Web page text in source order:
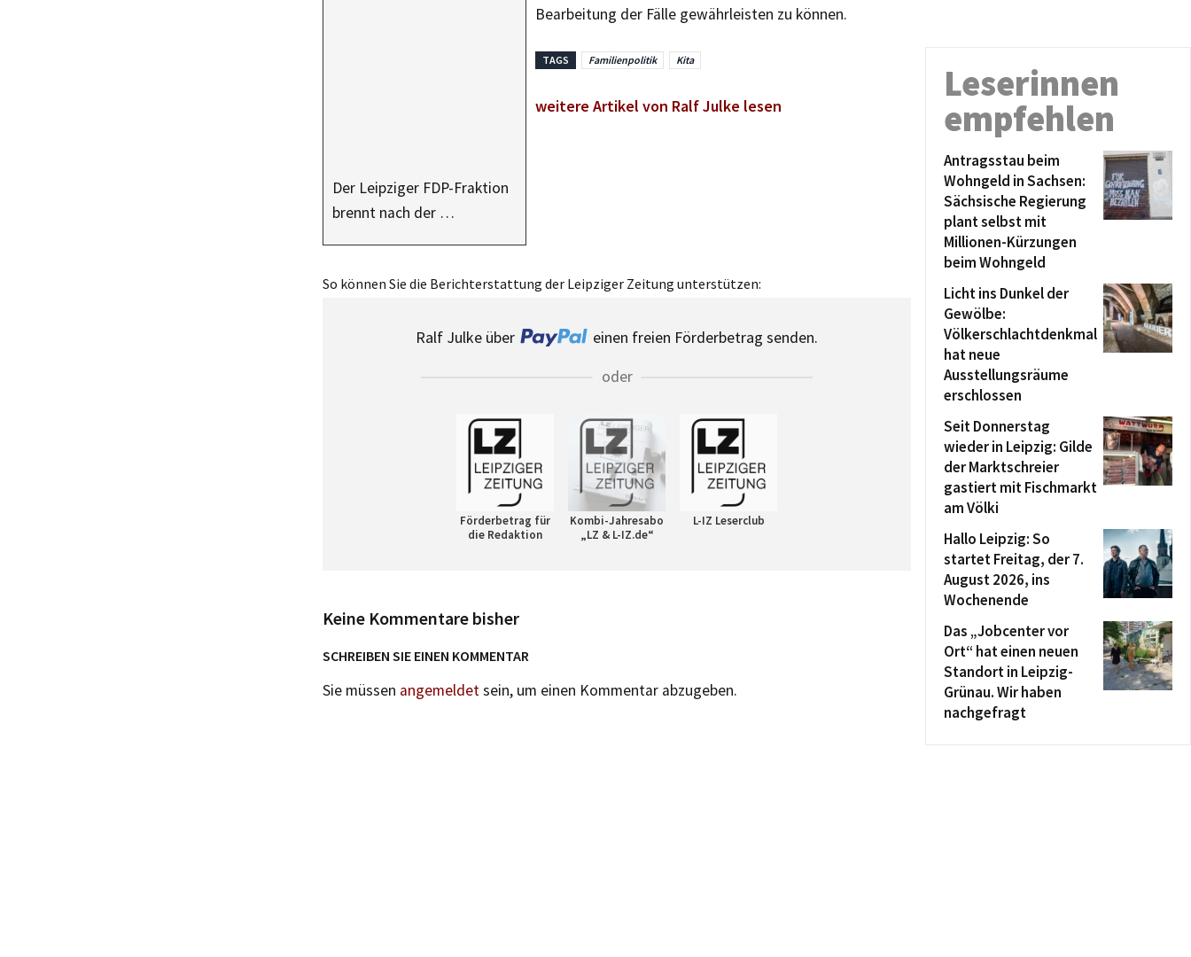
Der Leipziger FDP-Fraktion
brennt nach der …
Bearbeitung der Fälle gewährleisten zu können.
TAGS Familienpolitik Kita
weitere Artikel von Ralf Julke lesen
So können Sie die Berichterstattung der Leipziger Zeitung unterstützen:
Ralf Julke über
einen freien Förderbetrag senden.
oder
Förderbetrag für
die Redaktion
Kombi-Jahresabo
„LZ & L-IZ.de“
L-IZ Leserclub
Keine Kommentare bisher
SCHREIBEN SIE EINEN KOMMENTAR
Sie müssen angemeldetsein, um einen Kommentar abzugeben.
Leserinnen
empfehlen
Antragsstau beim
Wohngeld in Sachsen:
Sächsische Regierung
plant selbst mit
Millionen-Kürzungen
beim Wohngeld
Licht ins Dunkel der
Gewölbe:
Völkerschlachtdenkmal
hat neue
Ausstellungsräume
erschlossen
Seit Donnerstag
wieder in Leipzig: Gilde
der Marktschreier
gastiert mit Fischmarkt
am Völki
Hallo Leipzig: So
startet Freitag, der 7.
August 2026, ins
Wochenende
Das „Jobcenter vor
Ort“ hat einen neuen
Standort in Leipzig-
Grünau. Wir haben
nachgefragt